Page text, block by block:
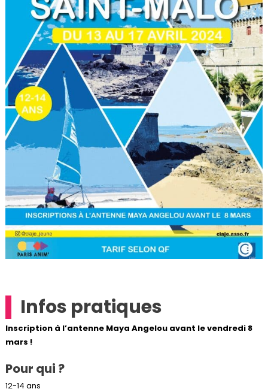
Infos pratiques
Inscription à l’antenne Maya Angelou avant le vendredi 8
mars !
Pour qui ?
12-14 ans